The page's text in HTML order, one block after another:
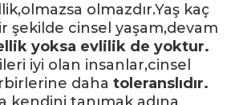
olmazdır.Yaş kaç
şekilde cinsel yaşam,devam
yoksa evlilik de yoktur.
iyi olan insanlar,cinsel
daha toleranslıdır.